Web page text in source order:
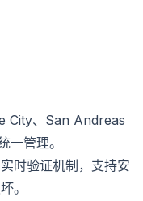
City、San Andreas
管理。
时验证机制，支持安
。